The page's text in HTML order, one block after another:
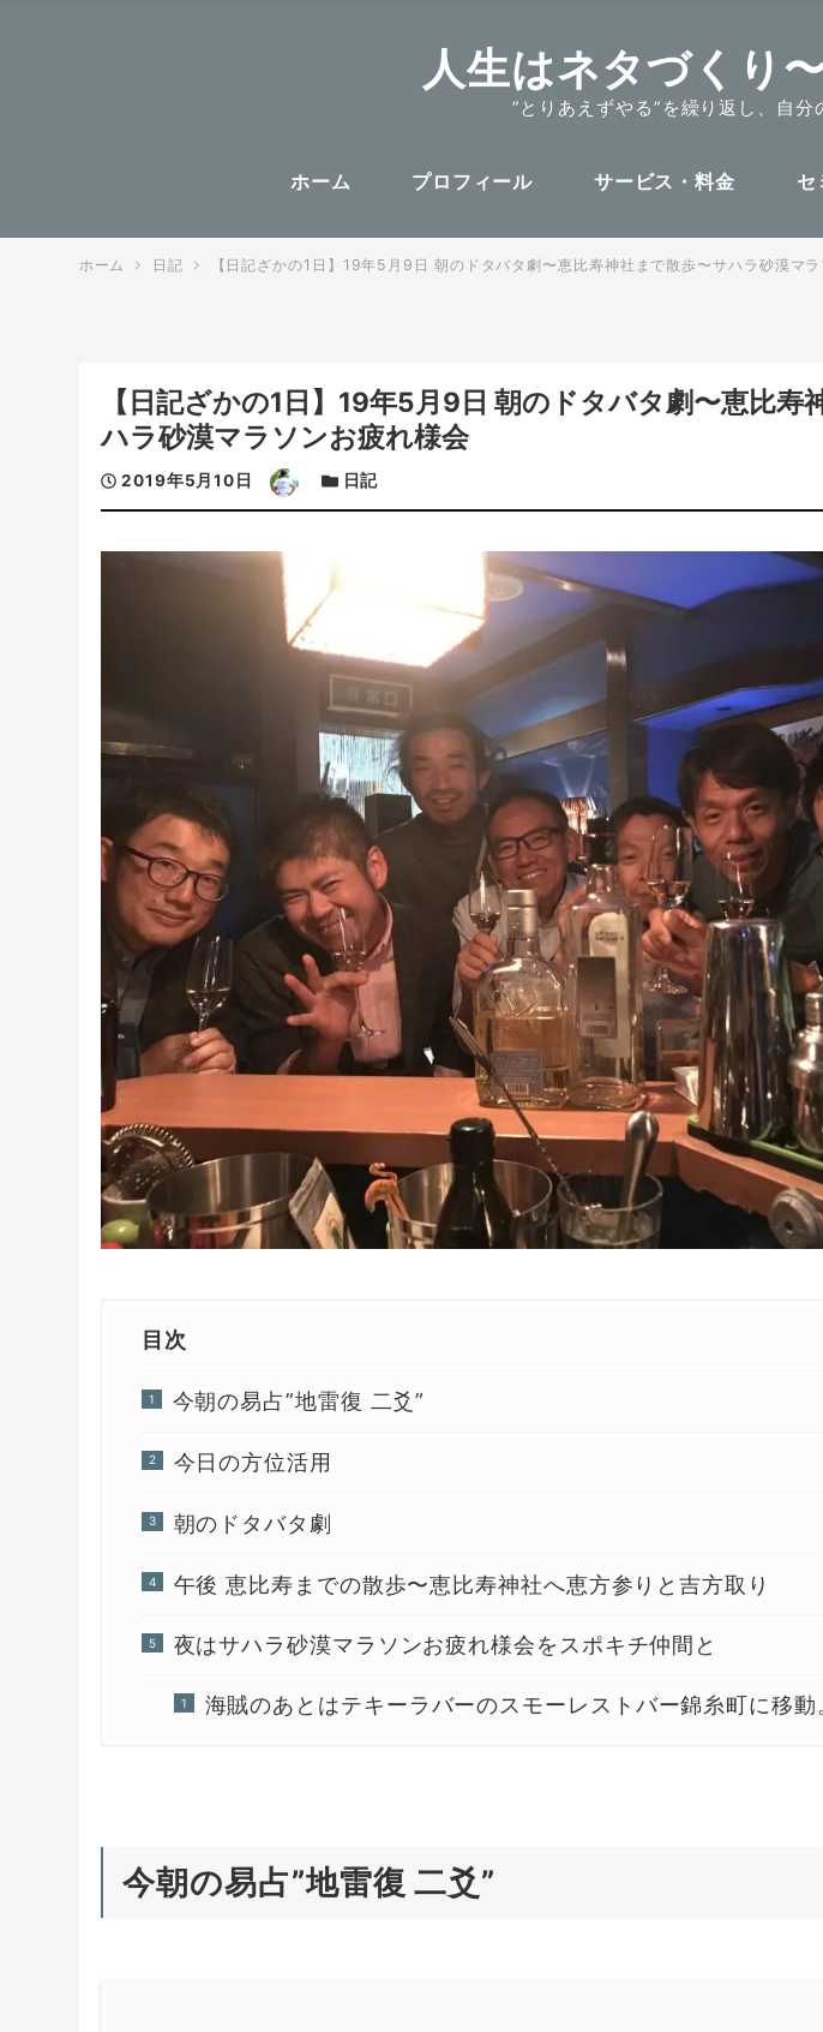
人生はネタづくり
”とりあえずやる”を繰り返し、自分
ホーム プロフィール サービス・料金 セ
ホーム 日記 【日記ざかの1日】19年5月9日 朝のドタバタ劇〜恵比寿神社まで散歩〜サハラ砂漠マ
【日記ざかの1日】19年5月9日 朝のドタバタ劇〜恵比寿
ハラ砂漠マラソンお疲れ様会
投
稿
日
2019年5月10日
著
者
カ
テ
日記
目次
今朝の易占”地雷復 二爻”
今日の方位活用
朝のドタバタ劇
午後 恵比寿までの散歩〜恵比寿神社へ恵方参りと吉方取り
夜はサハラ砂漠マラソンお疲れ様会をスポキチ仲間と
海賊のあとはテキーラバーのスモーレストバー錦糸町に移動
今朝の易占”地雷復 二爻”